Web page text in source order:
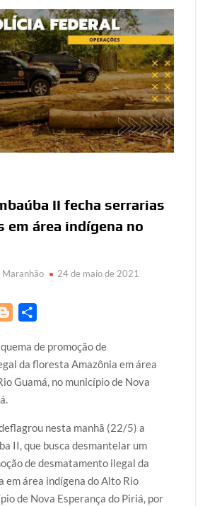
II fecha serrarias
em área indígena no
24 de maio de 2021
o
g
g
r
a
r
e
de promoção de
da floresta Amazônia em área
Guamá, no município de Nova
nesta manhã (22/5) a
II, que busca desmantelar um
de desmatamento ilegal da
em área indígena do Alto Rio
de Nova Esperança do Piriá, por